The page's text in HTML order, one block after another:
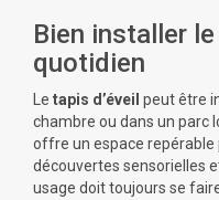
Bien installer
quotidien
Le tapis d’éveil peut être
chambre ou dans un parc
offre un espace repérable
découvertes sensorielles
usage doit toujours se